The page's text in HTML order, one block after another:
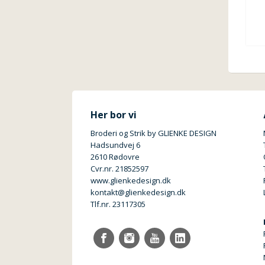
Her bor vi
Broderi og Strik by GLIENKE DESIGN
Hadsundvej 6
2610 Rødovre
Cvr.nr. 21852597
www.glienkedesign.dk
kontakt@glienkedesign.dk
Tlf.nr. 23117305